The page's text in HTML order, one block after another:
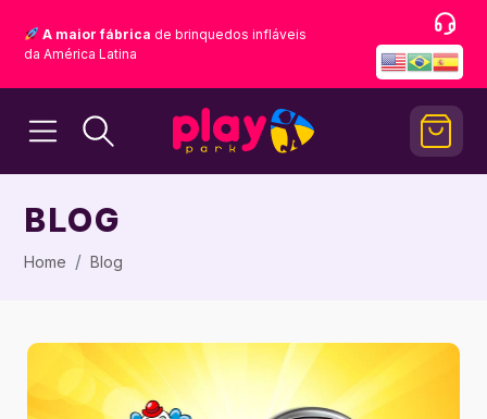
A maior fábrica de brinquedos infláveis
da América Latina
BLOG
Home Blog